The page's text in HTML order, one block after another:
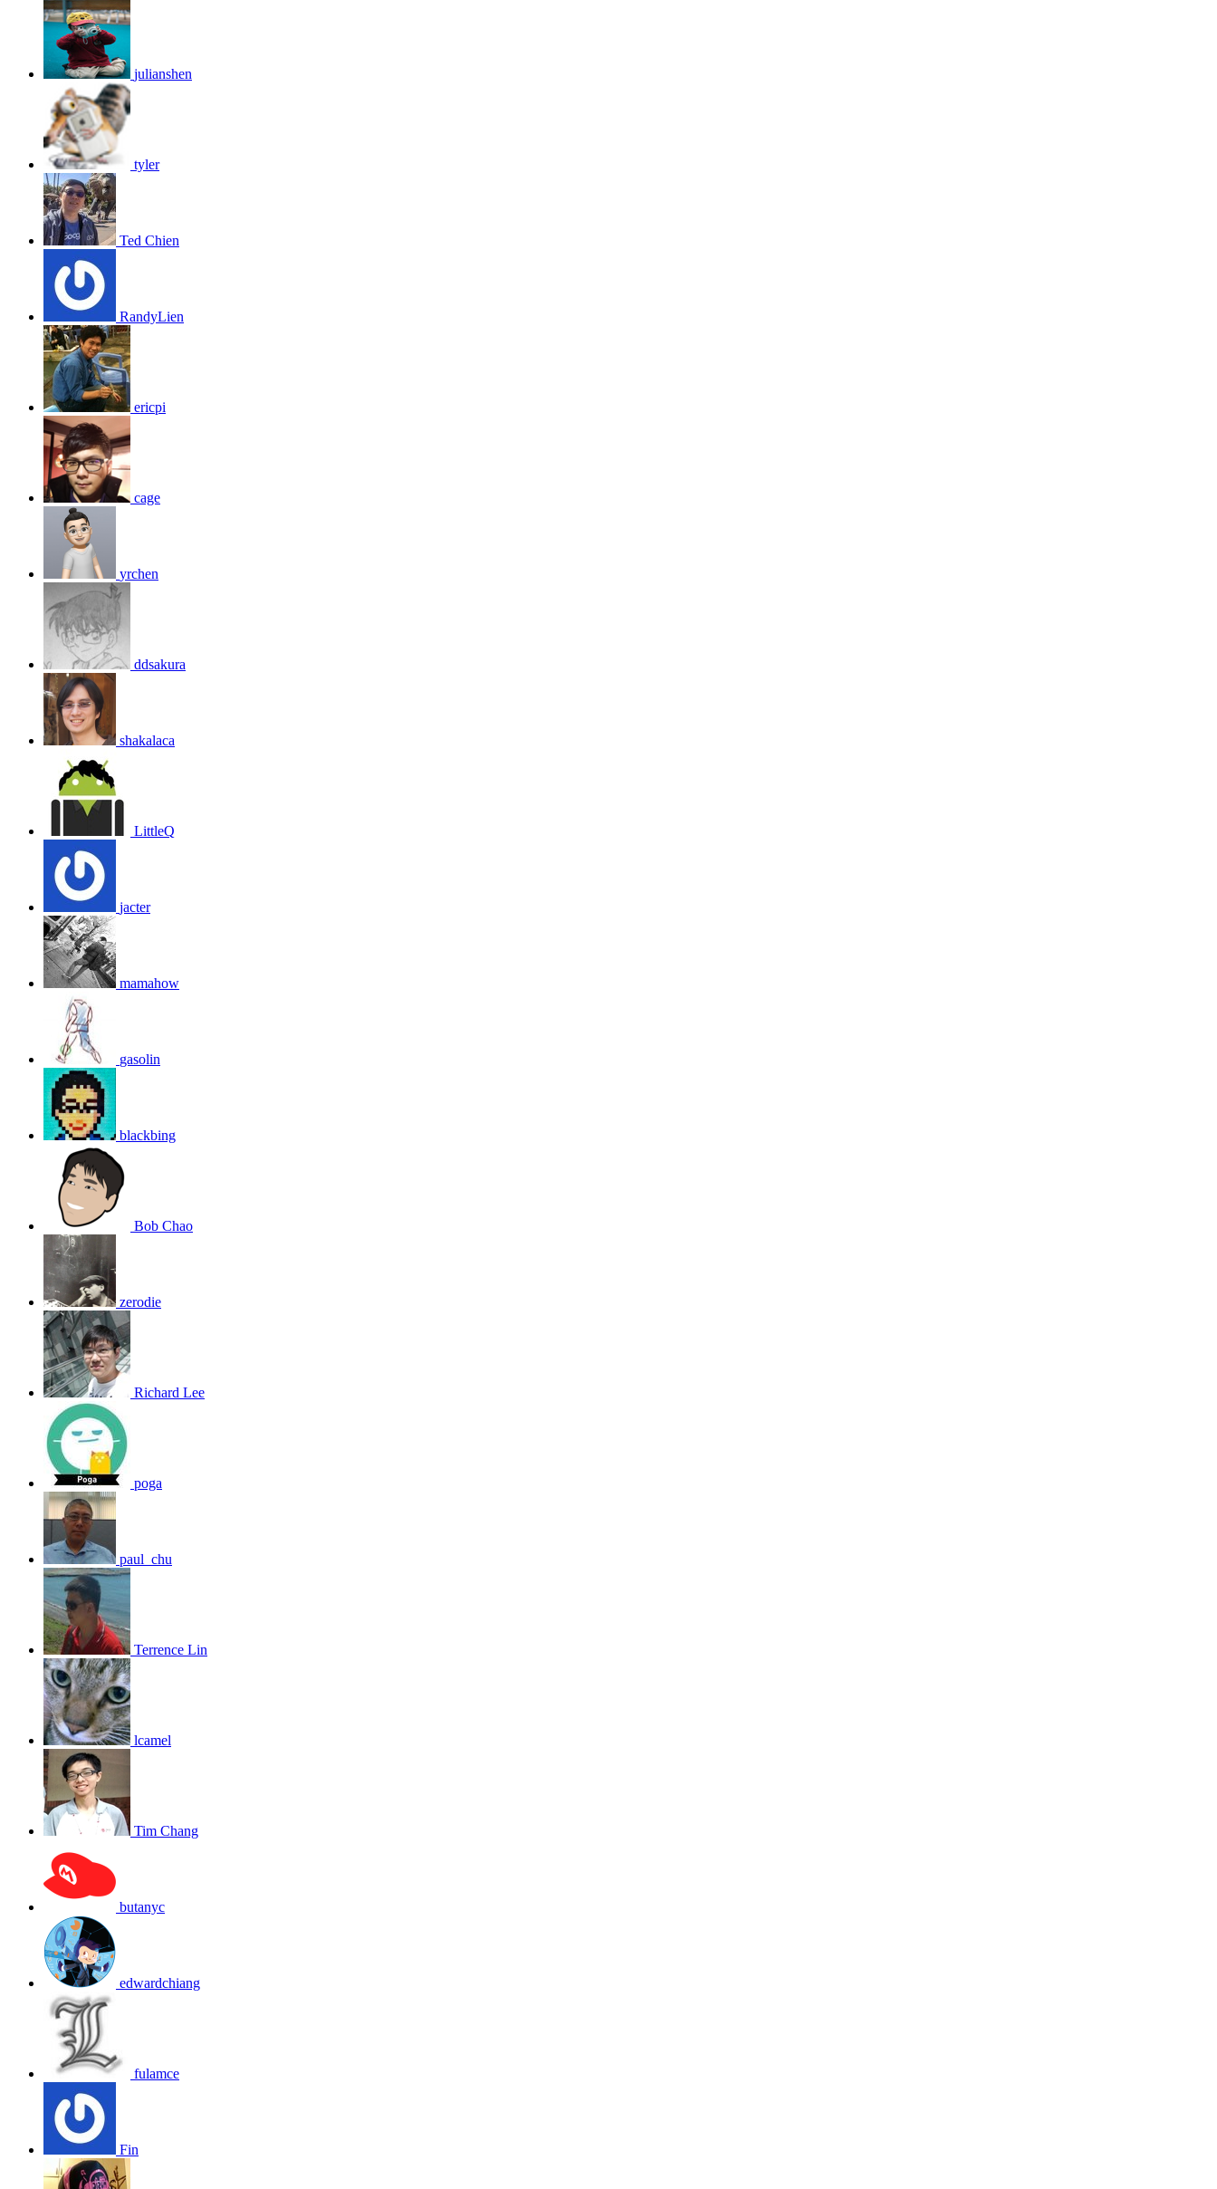
julianshen
tyler
Ted Chien
RandyLien
ericpi
cage
yrchen
ddsakura
shakalaca
LittleQ
jacter
mamahow
gasolin
blackbing
Bob Chao
zerodie
Richard Lee
poga
paul_chu
Terrence Lin
lcamel
Tim Chang
butanyc
edwardchiang
fulamce
Fin